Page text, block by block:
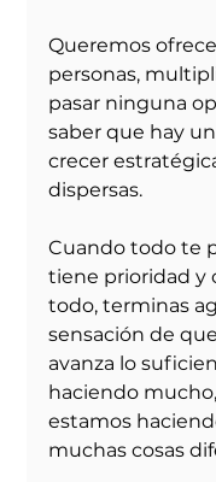
Queremos
personas,
pasar ninguna
saber que hay
crecer
dispersas.
Cuando todo te
tiene prioridad y
todo, terminas
sensación de
avanza lo
haciendo
estamos
muchas cosas